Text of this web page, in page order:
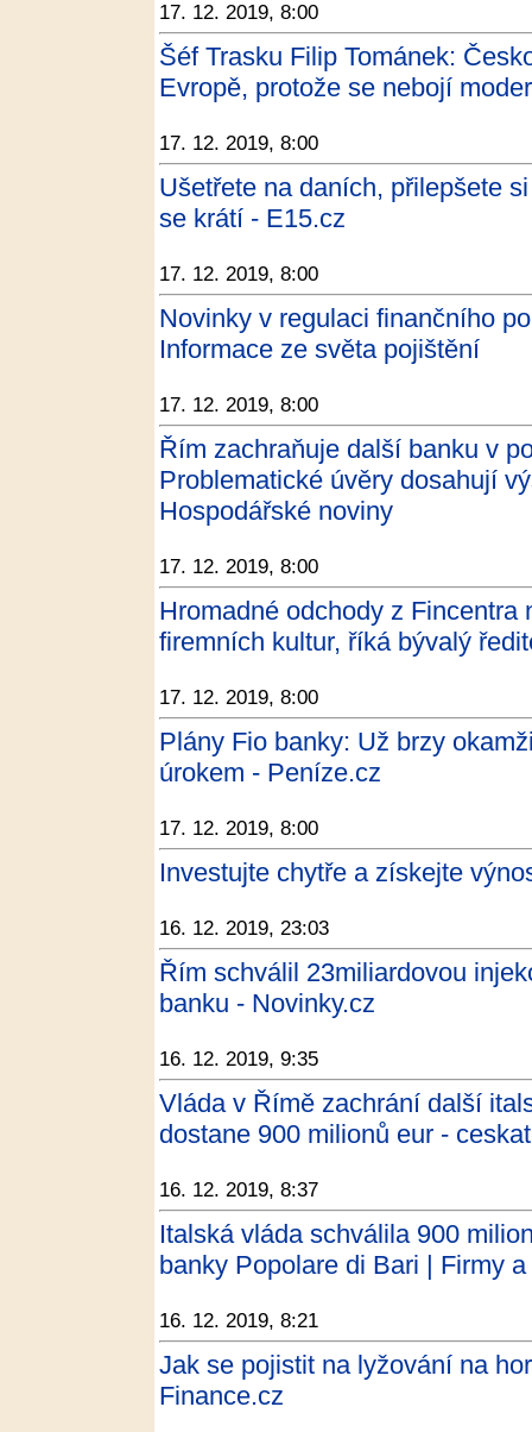
17. 12. 2019, 8:00
Šéf Trasku Filip Tománek:
Evropě, protože se nebojí
17. 12. 2019, 8:00
Ušetřete na daních, přilepšete
se krátí - E15.cz
17. 12. 2019, 8:00
Novinky v regulaci finančního
Informace ze světa pojištění
17. 12. 2019, 8:00
Řím zachraňuje další banku v
Problematické úvěry dosahují
Hospodářské noviny
17. 12. 2019, 8:00
Hromadné odchody z Fincentra
firemních kultur, říká bývalý
17. 12. 2019, 8:00
Plány Fio banky: Už brzy
úrokem - Peníze.cz
17. 12. 2019, 8:00
Investujte chytře a získejte
16. 12. 2019, 23:03
Řím schválil 23miliardovou
banku - Novinky.cz
16. 12. 2019, 9:35
Vláda v Římě zachrání další
dostane 900 milionů eur -
16. 12. 2019, 8:37
Italská vláda schválila 900
banky Popolare di Bari | Firmy
16. 12. 2019, 8:21
Jak se pojistit na lyžování na
Finance.cz